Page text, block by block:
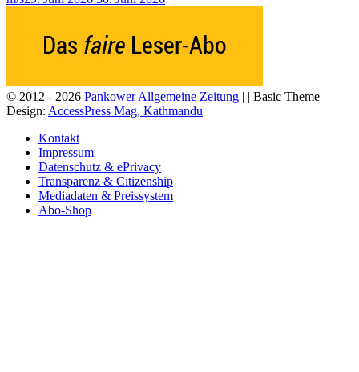
© 2012 - 2026 Pankower Allgemeine Zeitung | | Basic Theme
Design: AccessPress Mag, Kathmandu
Kontakt
Impressum
Datenschutz & ePrivacy
Transparenz & Citizenship
Mediadaten & Preissystem
Abo-Shop